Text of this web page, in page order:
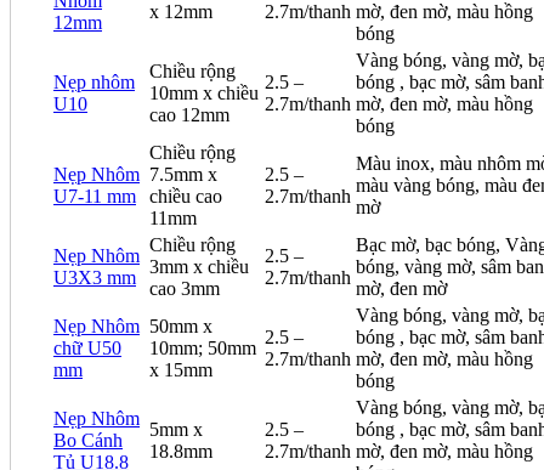
12mm
x 12mm 2.7m/thanh mờ, đen mờ, màu hồng
bóng
Nẹp nhôm
U10
Chiều rộng
10mm x chiều
cao 12mm
2.5 –
2.7m/thanh
Vàng bóng, vàng mờ,
bóng , bạc mờ, sâm
mờ, đen mờ, màu hồng
bóng
Nẹp Nhôm
U7-11 mm
Chiều rộng
7.5mm x
chiều cao
11mm
2.5 –
2.7m/thanh
Màu inox, màu nhôm
màu vàng bóng, màu
mờ
Nẹp Nhôm
U3X3 mm
Chiều rộng
3mm x chiều
cao 3mm
2.5 –
2.7m/thanh
Bạc mờ, bạc bóng,
bóng, vàng mờ, sâm
mờ, đen mờ
Nẹp Nhôm
chữ U50
mm
50mm x
10mm; 50mm
x 15mm
2.5 –
2.7m/thanh
Vàng bóng, vàng mờ,
bóng , bạc mờ, sâm
mờ, đen mờ, màu hồng
bóng
Nẹp Nhôm
Bo Cánh
Tủ U18.8
5mm x
18.8mm
2.5 –
2.7m/thanh
Vàng bóng, vàng mờ,
bóng , bạc mờ, sâm
mờ, đen mờ, màu hồng